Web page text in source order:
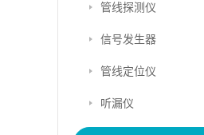
管线探测仪
信号发生器
管线定位仪
听漏仪